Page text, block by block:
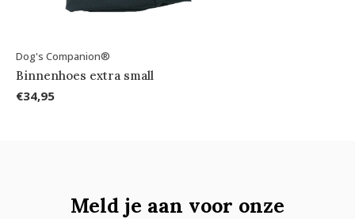
Dog's Companion®
Binnenhoes extra small
€34,95
Meld je aan voor onze